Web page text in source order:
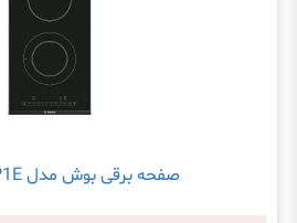
صفحه برقی بوش مدل PKF375FP1E